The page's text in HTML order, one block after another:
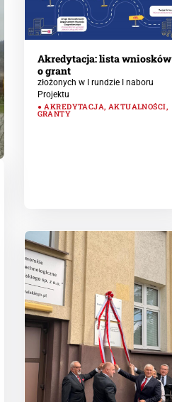
Akredytacja: lista wniosków
o grant
złożonych w I rundzie I naboru
Projektu
AKREDYTACJA, AKTUALNOŚCI,
GRANTY